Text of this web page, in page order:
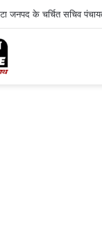
जनपद के चर्चित सचिव